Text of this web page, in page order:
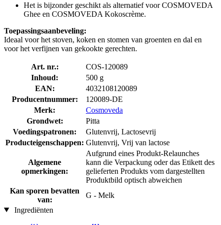
Het is bijzonder geschikt als alternatief voor COSMOVEDA
Ghee en COSMOVEDA Kokoscrème.
Toepassingsaanbeveling:
Ideaal voor het stoven, koken en stomen van groenten en dal en
voor het verfijnen van gekookte gerechten.
Art. nr.:
COS-120089
Inhoud:
500 g
EAN:
4032108120089
Producentnummer:
120089-DE
Merk:
Cosmoveda
Grondwet:
Pitta
Voedingspatronen:
Glutenvrij, Lactosevrij
Producteigenschappen: Glutenvrij, Vrij van lactose
Algemene
opmerkingen:
Aufgrund eines Produkt-Relaunches
kann die Verpackung oder das Etikett des
gelieferten Produkts vom dargestellten
Produktbild optisch abweichen
Kan sporen bevatten
van:
G - Melk
Ingrediënten